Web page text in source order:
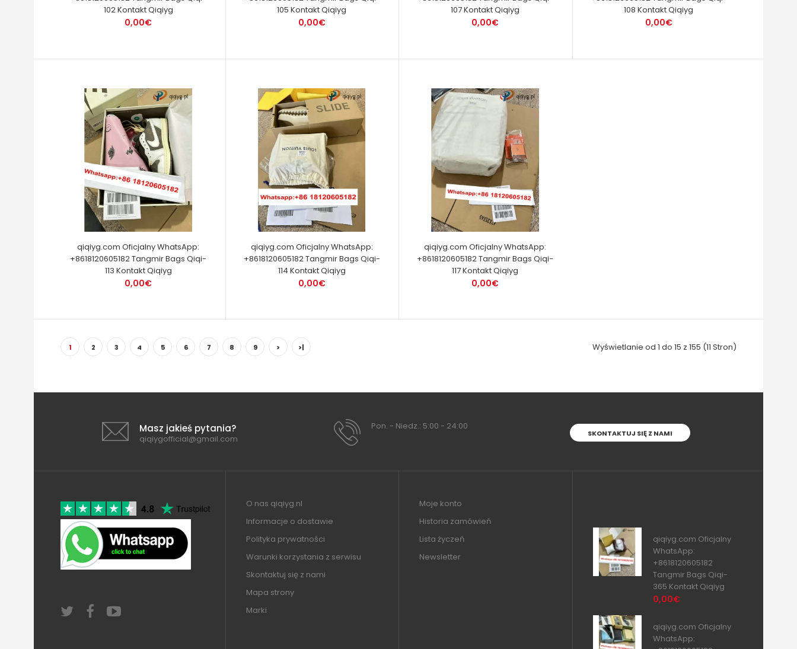
102 Kontakt Qiqiyg
0,00€
105 Kontakt Qiqiyg
0,00€
107 Kontakt Qiqiyg
0,00€
108 Kontakt Qiqiyg
0,00€
qiqiyg.com Oficjalny WhatsApp:
+8618120605182 Tangmir Bags Qiqi-
113 Kontakt Qiqiyg
0,00€
qiqiyg.com Oficjalny WhatsApp:
+8618120605182 Tangmir Bags Qiqi-
114 Kontakt Qiqiyg
0,00€
qiqiyg.com Oficjalny WhatsApp:
+8618120605182 Tangmir Bags Qiqi-
117 Kontakt Qiqiyg
0,00€
1 2 3 4 5 6 7 8 9 > >| Wyświetlanie od 1 do 15 z 155 (11 Stron)
Masz jakieś pytania?
qiqiygofficial@gmail.com
Pon. - Niedz.: 5:00 - 24:00
SKONTAKTUJ SIĘ Z NAMI
O nas qiqiyg.nl
Informacje o dostawie
Polityka prywatności
Warunki korzystania z serwisu
Skontaktuj się z nami
Mapa strony
Marki
Moje konto
Historia zamówień
Lista życzeń
Newsletter
qiqiyg.com Oficjalny
WhatsApp:
+8618120605182
Tangmir Bags Qiqi-
365 Kontakt Qiqiyg
0,00€
qiqiyg.com Oficjalny
WhatsApp: